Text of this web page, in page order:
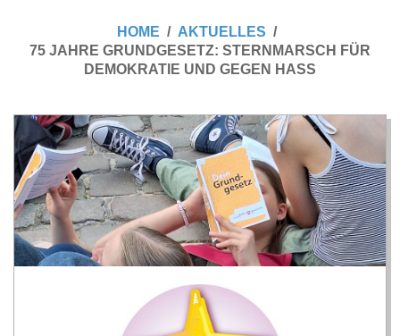
N
O
R
E
HOME
AKTUELLES
75 JAHRE GRUNDGESETZ: STERNMARSCH FÜR
DEMOKRATIE UND GEGEN HASS